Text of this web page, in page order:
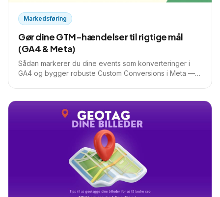
Markedsføring
Gør dine GTM-hændelser til rigtige mål
(GA4 & Meta)
Sådan markerer du dine events som konverteringer i
GA4 og bygger robuste Custom Conversions i Meta —